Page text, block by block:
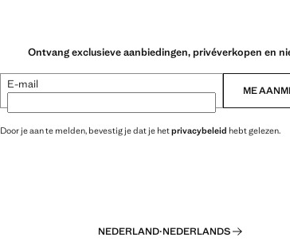
Ontvang exclusieve aanbiedingen, privéverkopen en
E-mail ME
Door je aan te melden, bevestig je dat je hetprivacybeleid hebt gelezen.
NEDERLAND·NEDERLANDS